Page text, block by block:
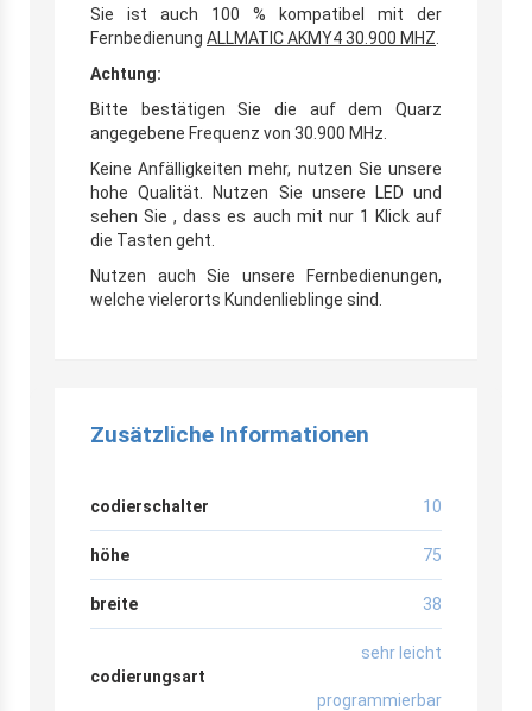
Sie ist auch 100 % kompatibel mit der
Fernbedienung ALLMATIC AKMY4 30.900 MHZ
Achtung:
Bitte bestätigen Sie die auf dem Quarz
angegebene Frequenz von 30.900 MHz.
Keine Anfälligkeiten mehr, nutzen Sie unsere
hohe Qualität. Nutzen Sie unsere LED und
sehen Sie , dass es auch mit nur 1 Klick auf
die Tasten geht.
Nutzen auch Sie unsere Fernbedienungen,
welche vielerorts Kundenlieblinge sind.
Zusätzliche Informationen
codierschalter 10
höhe 75
breite 38
codierungsart
sehr leicht
programmierbar